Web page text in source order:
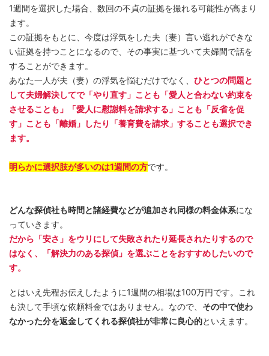
1週間を選択した場合、数回の不貞の証拠を撮れる可能性が高まり
ます。
この証拠をもとに、今度は浮気をした夫（妻）言い逃れができな
い証拠を持つことになるので、その事実に基づいて夫婦間で話を
することができます。
あなた一人が夫（妻）の浮気を悩むだけでなく、 ひとつの問題と
して夫婦解決してで「やり直す」ことも「愛人と合わない約束を
させることも」「愛人に慰謝料を請求する」ことも「反省を促
す」ことも「離婚」したり「養育費を請求」することも選択でき
ます。
明らかに選択肢が多いのは1週間の方です。
どんな探偵社も時間と諸経費などが追加され同様の料金体系にな
っていきます。
だから「安さ」をウリにして失敗されたり延長されたりするので
はなく、「解決力のある探偵」を選ぶことをおすすめしたいので
す。
とはいえ先程お伝えしたように1週間の相場は100万円です。これ
も決して手頃な依頼料金ではありません。なので、 その中で使わ
なかった分を返金してくれる探偵社が非常に良心的といえます。